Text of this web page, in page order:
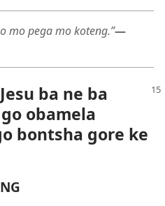
mo pega mo koteng.”—
ba ne ba
obamela
bontsha gore ke